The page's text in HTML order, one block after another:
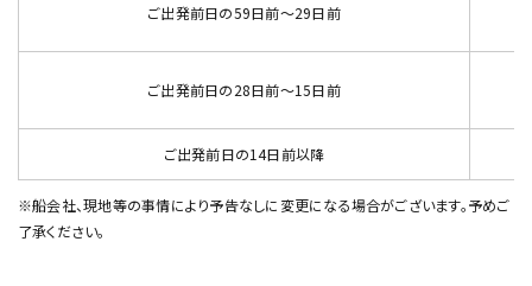
ご出発前日の59日前～29日前
ご出発前日の28日前～15日前
ご出発前日の14日前以降
※船会社、現地等の事情により予告なしに変更になる場合がございます。予めご
了承ください。